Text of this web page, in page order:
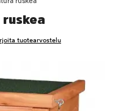
tuotearvostelu